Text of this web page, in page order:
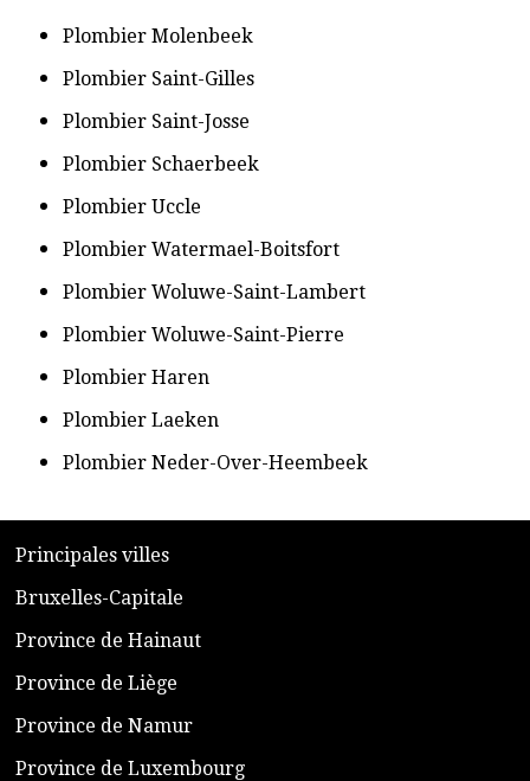
​Plombier Molenbeek
​Plombier Saint-Gilles
​Plombier Saint-Josse
​Plombier Schaerbeek
​Plombier Uccle
​Plombier Watermael-Boitsfort
​Plombier Woluwe-Saint-Lambert
​Plombier Woluwe-Saint-Pierre
​Plombier Haren
​Plombier Laeken
​Plombier Neder-Over-Heembeek
​Principales villes
​Bruxelles-Capitale
​Province de Hainaut
Province de Liège
​Province de Namur
​Province de Luxembourg